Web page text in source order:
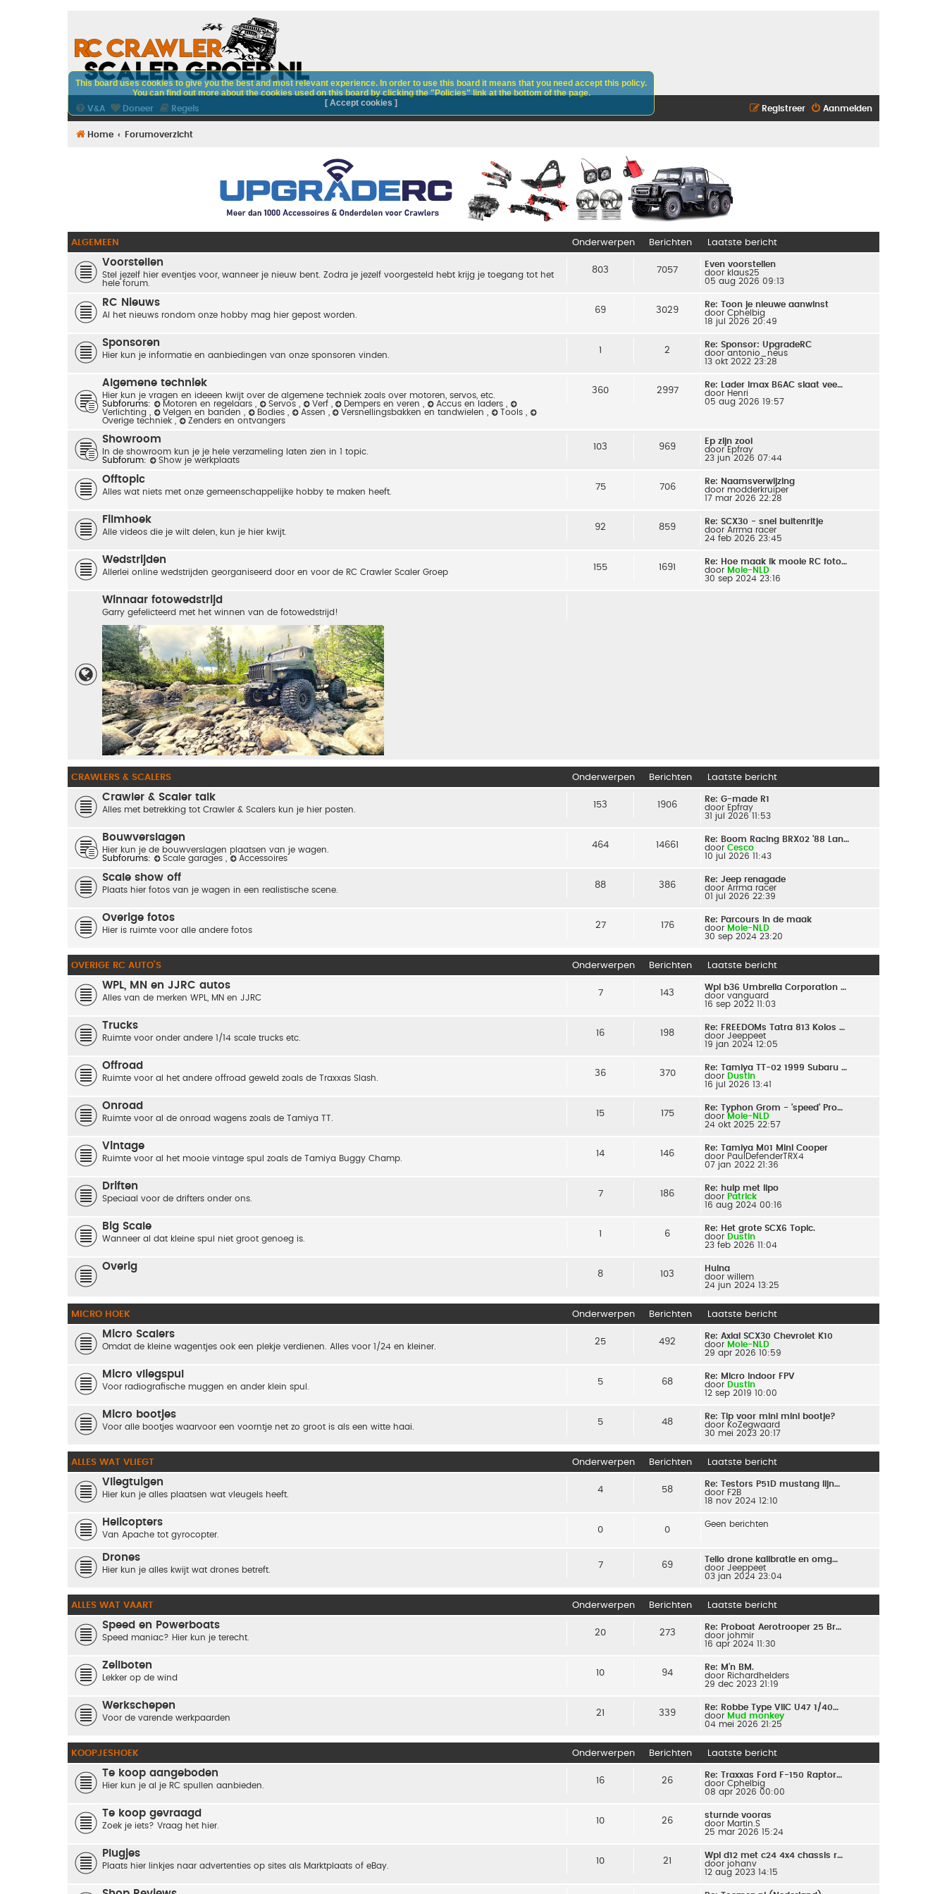
V&A Doneer Regels Aanmelden
Registreer
Home Forumoverzicht
ALGEMEEN Onderwerpen Berichten Laatste bericht
Voorstellen
Stel jezelf hier eventjes voor, wanneer je nieuw bent. Zodra je jezelf voorgesteld hebt krijg je toegang tot het
hele forum.
803 7057
Even voorstellen
door klaus25
05 aug 2026 09:13
RC Nieuws
Al het nieuws rondom onze hobby mag hier gepost worden. 69 3029
Re: Toon je nieuwe aanwinst
door Cphelbig
18 jul 2026 20:49
Sponsoren
Hier kun je informatie en aanbiedingen van onze sponsoren vinden. 1 2
Re: Sponsor: UpgradeRC
door antonio_neus
13 okt 2022 23:28
Algemene techniek
Hier kun je vragen en ideeen kwijt over de algemene techniek zoals over motoren, servos, etc.
Subforums:
Motoren en regelaars Servos Verf Dempers en veren Accus en laders
Verlichting
Velgen en banden Bodies Assen Versnellingsbakken en tandwielen Tools
Overige techniek
Zenders en ontvangers
360 2997
Re: Lader imax B6AC slaat vee…
door Henri
05 aug 2026 19:57
Showroom
In de showroom kun je je hele verzameling laten zien in 1 topic.
Subforum:
Show je werkplaats
103 969
Ep zijn zooi
door Epfray
23 jun 2026 07:44
Offtopic
Alles wat niets met onze gemeenschappelijke hobby te maken heeft. 75 706
Re: Naamsverwijzing
door modderkruiper
17 mar 2026 22:28
Filmhoek
Alle videos die je wilt delen, kun je hier kwijt. 92 859
Re: SCX30 - snel buitenritje
door Arrma racer
24 feb 2026 23:45
Wedstrijden
Allerlei online wedstrijden georganiseerd door en voor de RC Crawler Scaler Groep 155 1691
Re: Hoe maak ik mooie RC foto…
door Mole-NLD
30 sep 2024 23:16
Winnaar fotowedstrijd
Garry gefelicteerd met het winnen van de fotowedstrijd!
CRAWLERS & SCALERS Onderwerpen Berichten Laatste bericht
Crawler & Scaler talk
Alles met betrekking tot Crawler & Scalers kun je hier posten. 153 1906
Re: G-made R1
door Epfray
31 jul 2026 11:53
Bouwverslagen
Hier kun je de bouwverslagen plaatsen van je wagen.
Subforums:
Scale garages Accessoires
464 14661
Re: Boom Racing BRX02 '88 Lan…
door Cesco
10 jul 2026 11:43
Scale show off
Plaats hier fotos van je wagen in een realistische scene. 88 386
Re: Jeep renagade
door Arrma racer
01 jul 2026 22:39
Overige fotos
Hier is ruimte voor alle andere fotos 27 176
Re: Parcours in de maak
door Mole-NLD
30 sep 2024 23:20
OVERIGE RC AUTO'S Onderwerpen Berichten Laatste bericht
WPL, MN en JJRC autos
Alles van de merken WPL, MN en JJRC 7 143
Wpl b36 Umbrella Corporation …
door vanguard
16 sep 2022 11:03
Trucks
Ruimte voor onder andere 1/14 scale trucks etc. 16 198
Re: FREEDOMs Tatra 813 Kolos …
door Jeeppeet
19 jan 2024 12:05
Offroad
Ruimte voor al het andere offroad geweld zoals de Traxxas Slash. 36 370
Re: Tamiya TT-02 1999 Subaru …
door Dustin
16 jul 2026 13:41
Onroad
Ruimte voor al de onroad wagens zoals de Tamiya TT. 15 175
Re: Typhon Grom - 'speed' Pro…
door Mole-NLD
24 okt 2025 22:57
Vintage
Ruimte voor al het mooie vintage spul zoals de Tamiya Buggy Champ. 14 146
Re: Tamiya M01 Mini Cooper
door PaulDefenderTRX4
07 jan 2022 21:36
Driften
Speciaal voor de drifters onder ons. 7 186
Re: hulp met lipo
door Patrick
16 aug 2024 00:16
Big Scale
Wanneer al dat kleine spul niet groot genoeg is. 1 6
Re: Het grote SCX6 Topic.
door Dustin
23 feb 2026 11:04
Overig
8 103
Huina
door willem
24 jun 2024 13:25
MICRO HOEK Onderwerpen Berichten Laatste bericht
Micro Scalers
Omdat de kleine wagentjes ook een plekje verdienen. Alles voor 1/24 en kleiner. 25 492
Re: Axial SCX30 Chevrolet K10
door Mole-NLD
29 apr 2026 10:59
Micro vliegspul
Voor radiografische muggen en ander klein spul. 5 68
Re: Micro indoor FPV
door Dustin
12 sep 2019 10:00
Micro bootjes
Voor alle bootjes waarvoor een voorntje net zo groot is als een witte haai. 5 48
Re: Tip voor mini mini bootje?
door KoZegwaard
30 mei 2023 20:17
ALLES WAT VLIEGT Onderwerpen Berichten Laatste bericht
Vliegtuigen
Hier kun je alles plaatsen wat vleugels heeft. 4 58
Re: Testors P51D mustang lijn…
door F2B
18 nov 2024 12:10
Helicopters
Van Apache tot gyrocopter. 0 0
Geen berichten
Drones
Hier kun je alles kwijt wat drones betreft. 7 69
Tello drone kalibratie en omg…
door Jeeppeet
03 jan 2024 23:04
ALLES WAT VAART Onderwerpen Berichten Laatste bericht
Speed en Powerboats
Speed maniac? Hier kun je terecht. 20 273
Re: Proboat Aerotrooper 25 Br…
door johmir
16 apr 2024 11:30
Zeilboten
Lekker op de wind 10 94
Re: M’n BM.
door Richardhelders
29 dec 2023 21:19
Werkschepen
Voor de varende werkpaarden 21 339
Re: Robbe Type VIIC U47 1/40…
door Mud monkey
04 mei 2026 21:25
KOOPJESHOEK Onderwerpen Berichten Laatste bericht
Te koop aangeboden
Hier kun je al je RC spullen aanbieden. 16 26
Re: Traxxas Ford F-150 Raptor…
door Cphelbig
08 apr 2026 00:00
Te koop gevraagd
Zoek je iets? Vraag het hier. 10 26
sturnde vooras
door Martin.S
25 mar 2026 15:24
Plugjes
Plaats hier linkjes naar advertenties op sites als Marktplaats of eBay. 10 21
Wpl d12 met c24 4x4 chassis r…
door johanv
12 aug 2023 14:15
This board uses cookies to give you the best and most relevant experience. In order to use this board it means that you need accept this policy.
You can find out more about the cookies used on this board by clicking the "Policies" link at the bottom of the page.
[ Accept cookies ]